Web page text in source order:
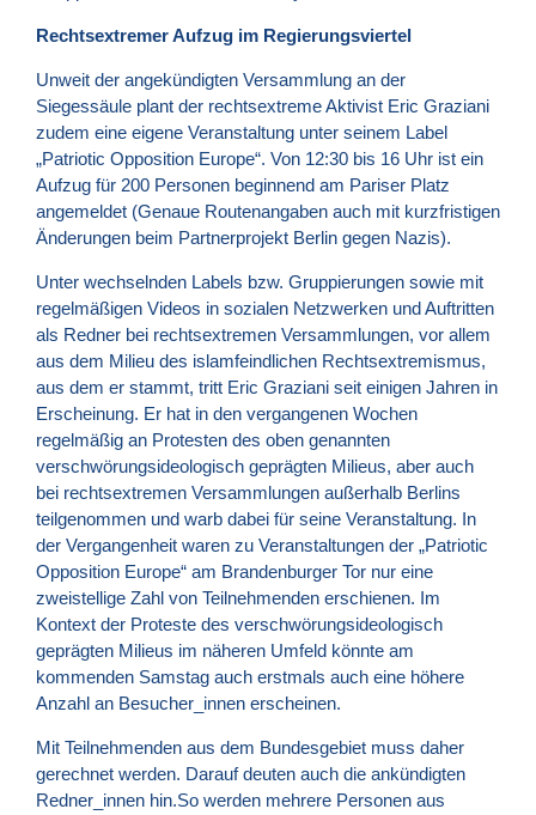
Rechtsextremer Aufzug im Regierungsviertel
Unweit der angekündigten Versammlung an der
Siegessäule plant der rechtsextreme Aktivist Eric Graziani
zudem eine eigene Veranstaltung unter seinem Label
„Patriotic Opposition Europe“. Von 12:30 bis 16 Uhr ist ein
Aufzug für 200 Personen beginnend am Pariser Platz
angemeldet (Genaue Routenangaben auch mit kurzfristigen
Änderungen beim Partnerprojekt Berlin gegen Nazis).
Unter wechselnden Labels bzw. Gruppierungen sowie mit
regelmäßigen Videos in sozialen Netzwerken und Auftritten
als Redner bei rechtsextremen Versammlungen, vor allem
aus dem Milieu des islamfeindlichen Rechtsextremismus,
aus dem er stammt, tritt Eric Graziani seit einigen Jahren in
Erscheinung. Er hat in den vergangenen Wochen
regelmäßig an Protesten des oben genannten
verschwörungsideologisch geprägten Milieus, aber auch
bei rechtsextremen Versammlungen außerhalb Berlins
teilgenommen und warb dabei für seine Veranstaltung. In
der Vergangenheit waren zu Veranstaltungen der „Patriotic
Opposition Europe“ am Brandenburger Tor nur eine
zweistellige Zahl von Teilnehmenden erschienen. Im
Kontext der Proteste des verschwörungsideologisch
geprägten Milieus im näheren Umfeld könnte am
kommenden Samstag auch erstmals auch eine höhere
Anzahl an Besucher_innen erscheinen.
Mit Teilnehmenden aus dem Bundesgebiet muss daher
gerechnet werden. Darauf deuten auch die ankündigten
Redner_innen hin.So werden mehrere Personen aus